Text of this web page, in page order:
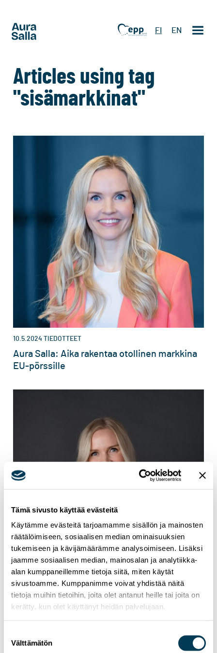
Tämä sivusto käyttää evästeitä
Käytämme evästeitä tarjoamamme sisällön ja mainosten
räätälöimiseen, sosiaalisen median ominaisuuksien
tukemiseen ja kävijämäärämme analysoimiseen. Lisäksi
jaamme sosiaalisen median, mainosalan ja analytiikka-
alan kumppaneillemme tietoja siitä, miten käytät
sivustoamme. Kumppanimme voivat yhdistää näitä
tietoja muihin tietoihin, joita olet antanut heille tai joita on
kerätty, kun olet käyttänyt heidän palvelujaan.
valinta
Välttämätön
FI EN
Articles using tag
"sisämarkkinat"
10.5.2024 TIEDOTTEET
Aura Salla: Aika rakentaa otollinen markkina
EU-pörssille
8.12.2023 UUTISET
Kokoomuksen Salla: Suomi hakemaan
enemmän EU-rahoitusta